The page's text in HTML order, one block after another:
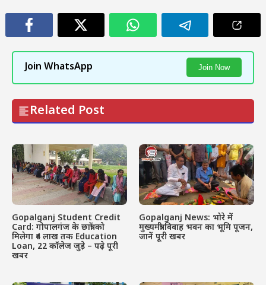
Join WhatsApp Join Now
Related Post
Gopalganj Student Credit
Card: गोपालगंज के छात्रों को
मिलेगा ₹4 लाख तक Education
Loan, 22 कॉलेज जुड़े – पढ़े पूरी
खबर
Gopalganj News: भोरे में
मुख्यमंत्री विवाह भवन का भूमि पूजन,
जानें पूरी खबर